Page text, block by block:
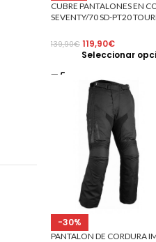
CUBRE PANTALONES EN
SEVENTY/70 SD-PT20
139,90€ 119,90€
Seleccionar
-30%
PANTALON DE CORDURA